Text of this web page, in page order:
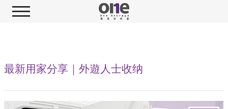
最新用家分享｜外遊人士收纳